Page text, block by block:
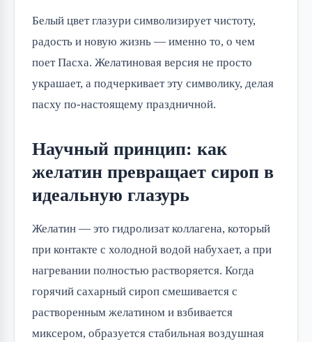
Белый цвет глазури символизирует чистоту,
радость и новую жизнь — именно то, о чем
поет Пасха. Желатиновая версия не просто
украшает, а подчеркивает эту символику, делая
пасху по-настоящему праздничной.
Научный принцип: как
желатин превращает сироп в
идеальную глазурь
Желатин — это гидролизат коллагена, который
при контакте с холодной водой набухает, а при
нагревании полностью растворяется. Когда
горячий сахарный сироп смешивается с
растворенным желатином и взбивается
миксером, образуется стабильная воздушная